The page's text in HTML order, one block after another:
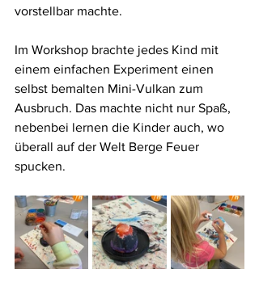
vorstellbar machte.
Im Workshop brachte jedes Kind mit
einem einfachen Experiment einen
selbst bemalten Mini-Vulkan zum
Ausbruch. Das machte nicht nur Spaß,
nebenbei lernen die Kinder auch, wo
überall auf der Welt Berge Feuer
spucken.